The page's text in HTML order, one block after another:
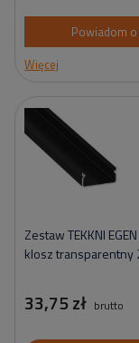
Powiadom
Więcej
Zestaw TEKKNI
klosz transparentny
33,75 zł brutto